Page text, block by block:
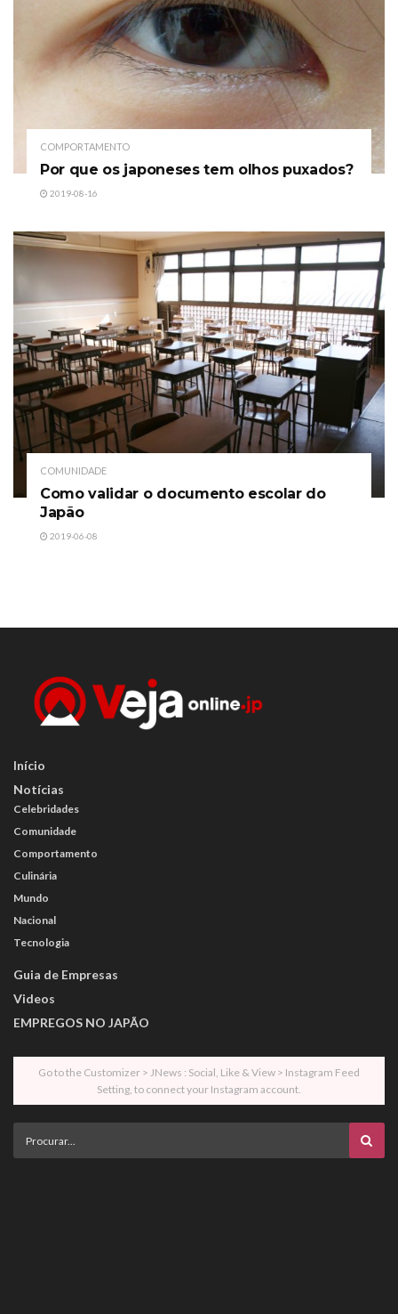
COMPORTAMENTO
Por que os japoneses tem olhos puxados?
2019-08-16
COMUNIDADE
Como validar o documento escolar do
Japão
2019-06-08
Início
Notícias
Celebridades
Comunidade
Comportamento
Culinária
Mundo
Nacional
Tecnologia
Guia de Empresas
Videos
EMPREGOS NO JAPÃO
Go to the Customizer > JNews : Social, Like & View > Instagram Feed
Setting, to connect your Instagram account.